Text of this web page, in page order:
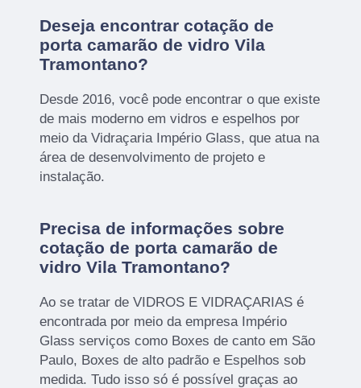
Deseja encontrar cotação de
porta camarão de vidro Vila
Tramontano?
Desde 2016, você pode encontrar o que existe
de mais moderno em vidros e espelhos por
meio da Vidraçaria Império Glass, que atua na
área de desenvolvimento de projeto e
instalação.
Precisa de informações sobre
cotação de porta camarão de
vidro Vila Tramontano?
Ao se tratar de VIDROS E VIDRAÇARIAS é
encontrada por meio da empresa Império
Glass serviços como Boxes de canto em São
Paulo, Boxes de alto padrão e Espelhos sob
medida. Tudo isso só é possível graças ao